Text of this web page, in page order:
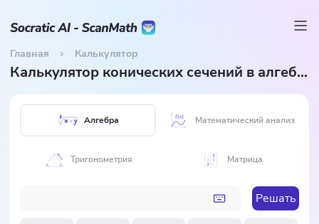
Главная Калькулятор
Калькулятор конических сечений в алгебре
Алгебра Математический анализ
Тригонометрия Матрица
Решать